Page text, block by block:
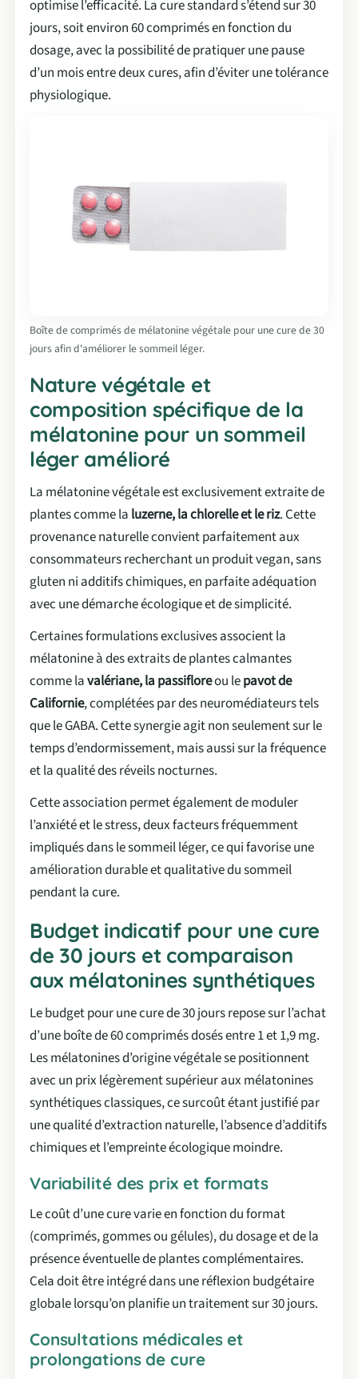
optimise l’efficacité. La cure standard s’étend sur 30
jours, soit environ 60 comprimés en fonction du
dosage, avec la possibilité de pratiquer une pause
d’un mois entre deux cures, afin d’éviter une tolérance
physiologique.
Boîte de comprimés de mélatonine végétale pour une cure de 30
jours afin d'améliorer le sommeil léger.
Nature végétale et
composition spécifique de la
mélatonine pour un sommeil
léger amélioré
La mélatonine végétale est exclusivement extraite de
plantes comme la luzerne, la chlorelle et le riz. Cette
provenance naturelle convient parfaitement aux
consommateurs recherchant un produit vegan, sans
gluten ni additifs chimiques, en parfaite adéquation
avec une démarche écologique et de simplicité.
Certaines formulations exclusives associent la
mélatonine à des extraits de plantes calmantes
comme lavalériane, la passifloreou lepavot de
Californie, complétées par des neuromédiateurs tels
que le GABA. Cette synergie agit non seulement sur le
temps d’endormissement, mais aussi sur la fréquence
et la qualité des réveils nocturnes.
Cette association permet également de moduler
l’anxiété et le stress, deux facteurs fréquemment
impliqués dans le sommeil léger, ce qui favorise une
amélioration durable et qualitative du sommeil
pendant la cure.
Budget indicatif pour une cure
de 30 jours et comparaison
aux mélatonines synthétiques
Le budget pour une cure de 30 jours repose sur l’achat
d’une boîte de 60 comprimés dosés entre 1 et 1,9 mg.
Les mélatonines d’origine végétale se positionnent
avec un prix légèrement supérieur aux mélatonines
synthétiques classiques, ce surcoût étant justifié par
une qualité d’extraction naturelle, l’absence d’additifs
chimiques et l’empreinte écologique moindre.
Variabilité des prix et formats
Le coût d’une cure varie en fonction du format
(comprimés, gommes ou gélules), du dosage et de la
présence éventuelle de plantes complémentaires.
Cela doit être intégré dans une réflexion budgétaire
globale lorsqu’on planifie un traitement sur 30 jours.
Consultations médicales et
prolongations de cure